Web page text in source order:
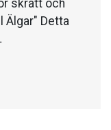
skratt och
Älgar" Detta
senast den